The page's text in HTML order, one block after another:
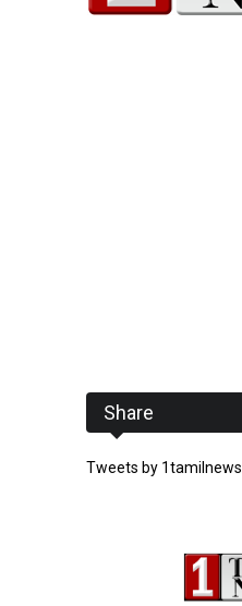
Share
Tweets by 1tamilnews